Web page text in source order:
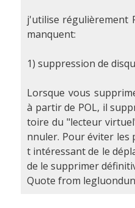
j'utilise régulièrement
manquent:
1) suppression de
Lorsque vous
à partir de POL, il
toire du "lecteur
nnuler. Pour éviter les
t intéressant de le
de le supprimer
Quote from